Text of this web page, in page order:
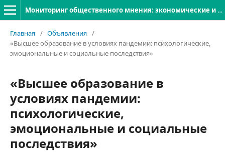
Мониторинг общественного мнения: экономические и социальные перемены
Главная / Объявления /
«Высшее образование в условиях пандемии: психологические,
эмоциональные и социальные последствия»
«Высшее образование в
условиях пандемии:
психологические,
эмоциональные и социальные
последствия»